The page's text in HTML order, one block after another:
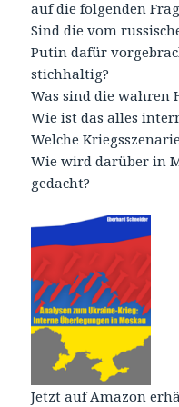
auf die folgenden
Sind die vom
Putin dafür
stichhaltig?
Was sind die wahren
Wie ist das alles
Welche
Wie wird darüber in
gedacht?
Jetzt auf Amazon